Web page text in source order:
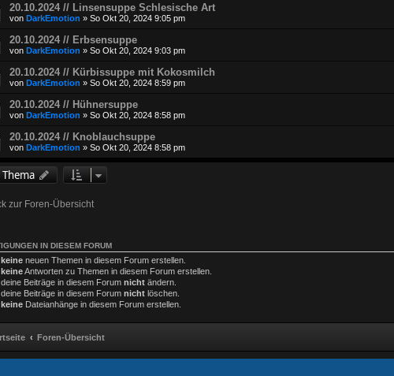
20.10.2024 // Linsensuppe Schlesische Art
von DarkEmotion » So Okt 20, 2024 9:05 pm
20.10.2024 // Erbsensuppe
von DarkEmotion » So Okt 20, 2024 9:03 pm
20.10.2024 // Kürbissuppe mit Kokosmilch
von DarkEmotion » So Okt 20, 2024 8:59 pm
20.10.2024 // Hühnersuppe
von DarkEmotion » So Okt 20, 2024 8:58 pm
20.10.2024 // Knoblauchsuppe
von DarkEmotion » So Okt 20, 2024 8:58 pm
Thema
zur Foren-Übersicht
IN DIESEM FORUM
keine neuen Themen in diesem Forum erstellen.
keineAntworten zu Themen in diesem Forum erstellen.
Beiträge in diesem Forum nicht ändern.
Beiträge in diesem Forum nicht löschen.
keine Dateianhänge in diesem Forum erstellen.
Foren-Übersicht